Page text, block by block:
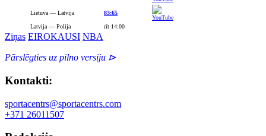
Lietuva — Latvija 83:65
Latvija — Polija rīt 14:00
Ziņas EIROKAUSI NBA
Pārslēgties uz pilno versiju ⊳
Kontakti:
sportacentrs@sportacentrs.com
+371 26011507